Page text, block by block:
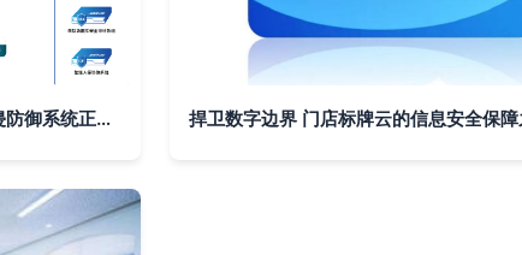
直击亮点！聚铭下一代防火墙及入侵防御系统正式发布